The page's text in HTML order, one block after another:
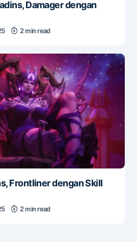
Damager dengan
2 min read
Frontliner dengan Skill
2 min read